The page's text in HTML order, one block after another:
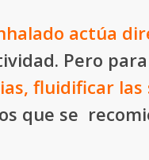
actúa
Pero
fluidificar las
que se